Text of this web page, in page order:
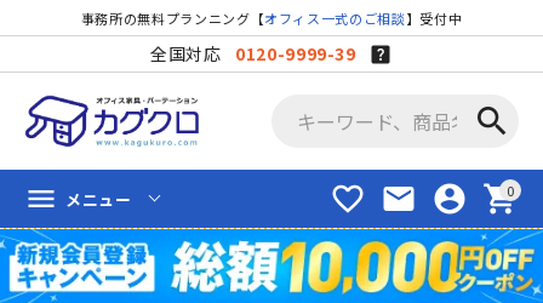
事務所の無料プランニング【オフィス一式のご相談】受付中
全国対応 0120-9999-39
search
favorite_border mail account_circle shopping_cart
menu メニュー